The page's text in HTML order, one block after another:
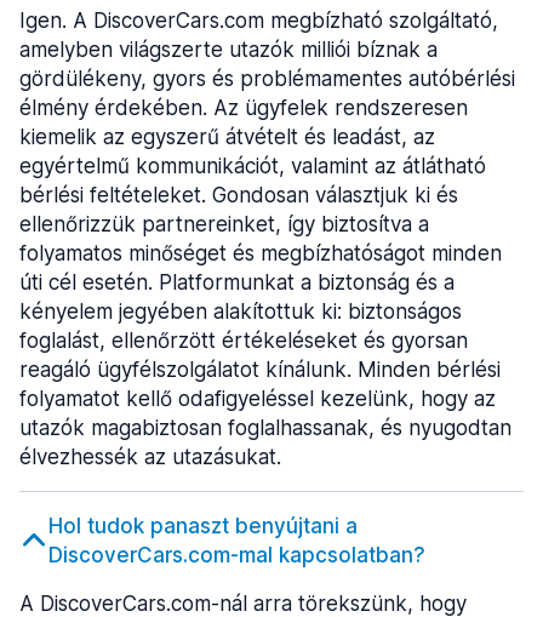
Igen. A DiscoverCars.com megbízható szolgáltató,
amelyben világszerte utazók milliói bíznak a
gördülékeny, gyors és problémamentes autóbérlési
élmény érdekében. Az ügyfelek rendszeresen
kiemelik az egyszerű átvételt és leadást, az
egyértelmű kommunikációt, valamint az átlátható
bérlési feltételeket. Gondosan választjuk ki és
ellenőrizzük partnereinket, így biztosítva a
folyamatos minőséget és megbízhatóságot minden
úti cél esetén. Platformunkat a biztonság és a
kényelem jegyében alakítottuk ki: biztonságos
foglalást, ellenőrzött értékeléseket és gyorsan
reagáló ügyfélszolgálatot kínálunk. Minden bérlési
folyamatot kellő odafigyeléssel kezelünk, hogy az
utazók magabiztosan foglalhassanak, és nyugodtan
élvezhessék az utazásukat.
Hol tudok panaszt benyújtani a
DiscoverCars.com-mal kapcsolatban?
A DiscoverCars.com-nál arra törekszünk, hogy